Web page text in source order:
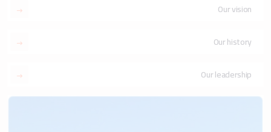
Our vision
Our history
Our leadership